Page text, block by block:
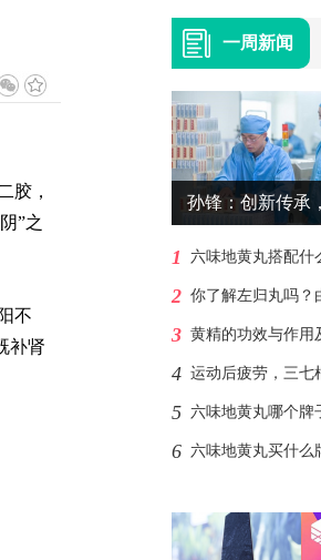
胶，
”之
不
补肾
一周新闻
1 六味地黄丸搭配什
2
3 黄精的功效与作用
4 运动后疲劳，三七
5
6